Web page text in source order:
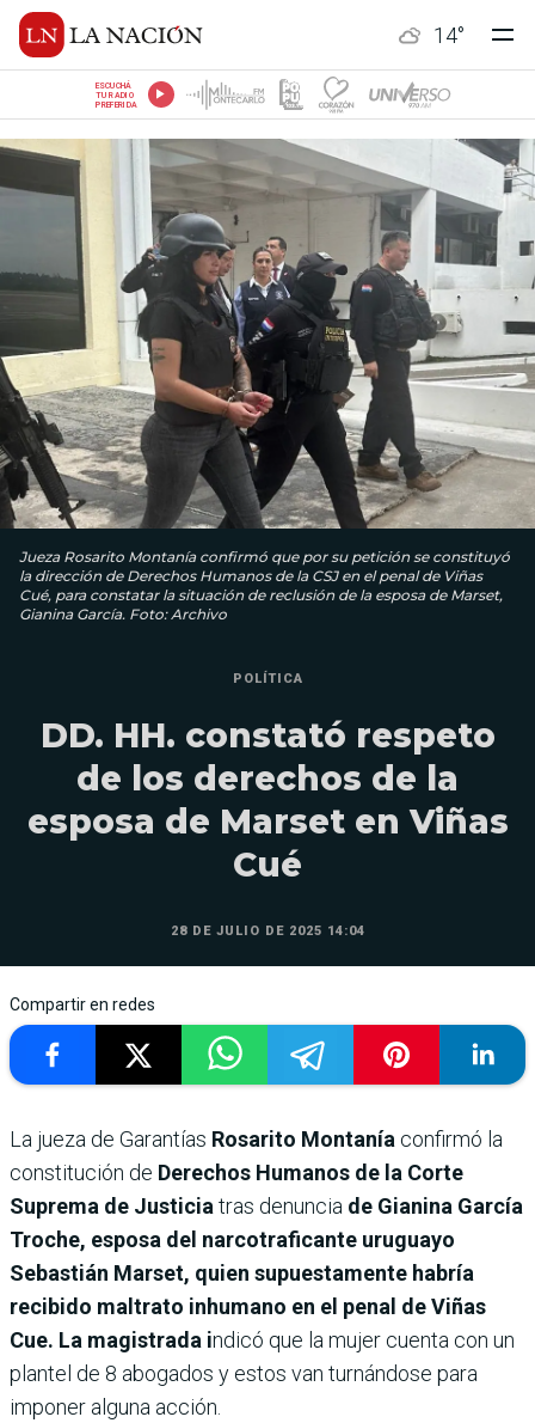
14°
ESCUCHÁ
TU RADIO
PREFERIDA
Jueza Rosarito Montanía confirmó que por su petición se constituyó
la dirección de Derechos Humanos de la CSJ en el penal de Viñas
Cué, para constatar la situación de reclusión de la esposa de Marset,
Gianina García. Foto: Archivo
POLÍTICA
DD. HH. constató respeto
de los derechos de la
esposa de Marset en Viñas
Cué
28 DE JULIO DE 2025 14:04
Compartir en redes
La jueza de Garantías Rosarito Montanía confirmó la
constitución de Derechos Humanos de la Corte
Suprema de Justicia tras denuncia de Gianina García
Troche, esposa del narcotraficante uruguayo
Sebastián Marset, quien supuestamente habría
recibido maltrato inhumano en el penal de Viñas
Cue. La magistrada indicó que la mujer cuenta con un
plantel de 8 abogados y estos van turnándose para
imponer alguna acción.